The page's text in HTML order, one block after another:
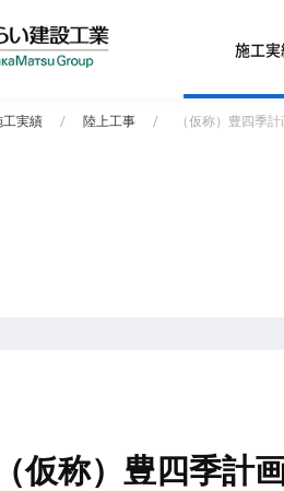
施工
工実績 陸上工事 （仮称）豊四季
（仮称）豊四季計